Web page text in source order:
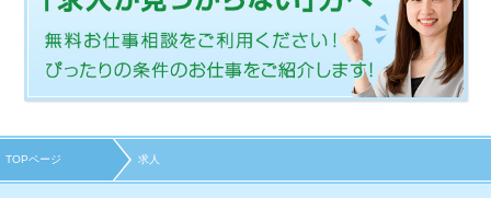
TOPページ 求人